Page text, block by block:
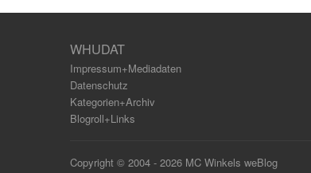
WHUDAT
Impressum+Mediadaten
Datenschutz
Kategorien+Archiv
Blogroll+Links
Copyright © 2004 - 2026 MC Winkels weBlog